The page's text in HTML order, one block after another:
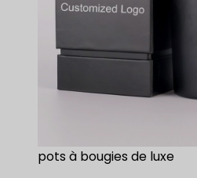
pots à bougies de luxe